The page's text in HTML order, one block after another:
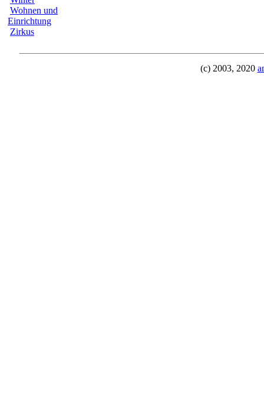
Wohnen und
Einrichtung
Zirkus
(c) 2003, 2020